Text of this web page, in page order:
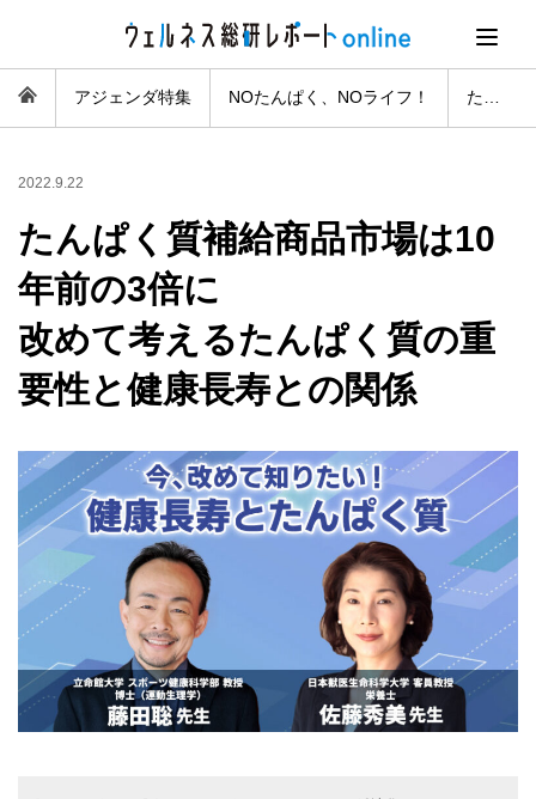
アジェンダ特集 NOたんぱく、NOライフ！
2022.9.22
たんぱく質補給商品市場は10
年前の3倍に
改めて考えるたんぱく質の重
要性と健康長寿との関係